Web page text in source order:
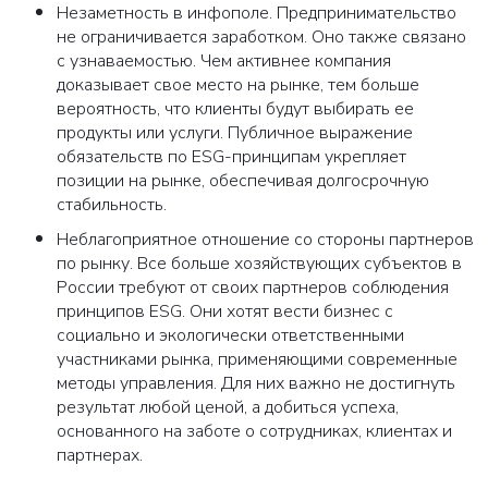
Незаметность в инфополе. Предпринимательство
не ограничивается заработком. Оно также связано
с узнаваемостью. Чем активнее компания
доказывает свое место на рынке, тем больше
вероятность, что клиенты будут выбирать ее
продукты или услуги. Публичное выражение
обязательств по ESG-принципам укрепляет
позиции на рынке, обеспечивая долгосрочную
стабильность.
Неблагоприятное отношение со стороны партнеров
по рынку. Все больше хозяйствующих субъектов в
России требуют от своих партнеров соблюдения
принципов ESG. Они хотят вести бизнес с
социально и экологически ответственными
участниками рынка, применяющими современные
методы управления. Для них важно не достигнуть
результат любой ценой, а добиться успеха,
основанного на заботе о сотрудниках, клиентах и
партнерах.